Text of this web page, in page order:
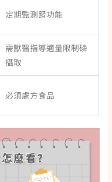
定期監測腎功能
需獸醫指導適量限制磷
攝取
必須處方食品